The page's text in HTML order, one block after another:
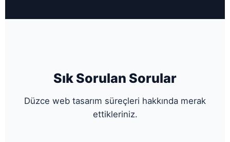
Sık Sorulan Sorular
Düzce web tasarım süreçleri hakkında merak
ettikleriniz.